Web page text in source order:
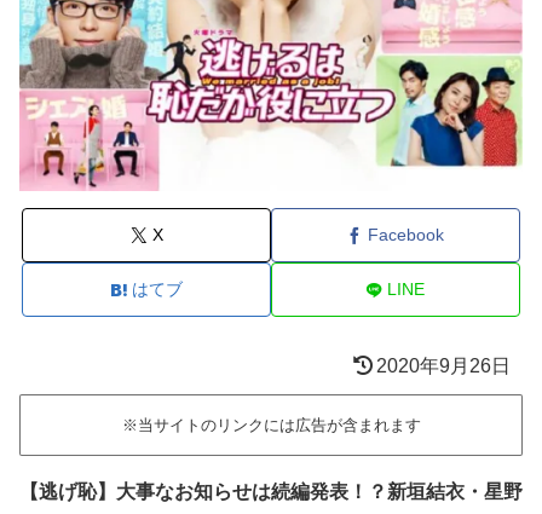
X Facebook
はてブ LINE
2020年9月26日
※当サイトのリンクには広告が含まれます
【逃げ恥】大事なお知らせは続編発表！？新垣結衣・星野